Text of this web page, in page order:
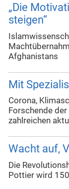
„Die
steigen“
Afghanistans
Mit
Corona,
Forschende
zahlreichen
Wacht auf,
Die
Pottier wird